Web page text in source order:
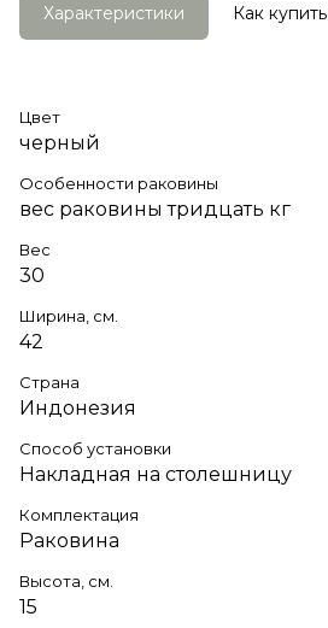
Характеристики Как купить
Цвет
черный
Особенности раковины
вес раковины тридцать кг
Вес
30
Ширина, см.
42
Страна
Индонезия
Способ установки
Накладная на столешницу
Комплектация
Раковина
Высота, см.
15